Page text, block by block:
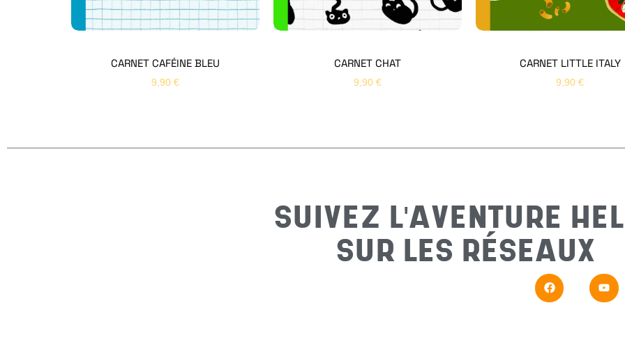
CARNET CAFÉINE BLEU
9,90 €
CARNET CHAT
9,90 €
CARNET LITTLE ITALY
9,90 €
SUIVEZ L'AVENTURE
SUR LES RÉSEAUX